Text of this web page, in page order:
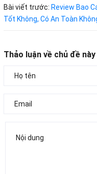
Bài viết trước: Review Bao
Tốt Không, Có An Toàn
Thảo luận về chủ đề này